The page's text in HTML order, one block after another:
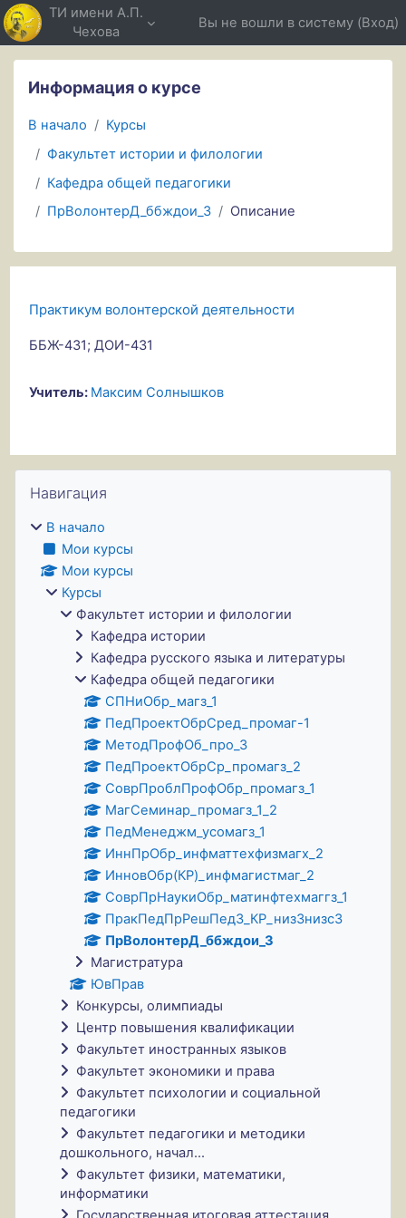
Перейти к основному содержанию
ТИ имени А.П.
Чехова
Вы не вошли в систему (Вход)
Информация о курсе
В начало
Курсы
Факультет истории и филологии
Кафедра общей педагогики
ПрВолонтерД_ббждои_3
Описание
Практикум волонтерской деятельности
ББЖ-431; ДОИ-431
Учитель: Максим Солнышков
Навигация
В начало
Мои курсы
Мои курсы
Курсы
Факультет истории и филологии
Кафедра истории
Кафедра русского языка и литературы
Кафедра общей педагогики
СПНиОбр_магз_1
ПедПроектОбрСред_промаг-1
МетодПрофОб_про_3
ПедПроектОбрСр_промагз_2
СоврПроблПрофОбр_промагз_1
МагСеминар_промагз_1_2
ПедМенеджм_усомагз_1
ИннПрОбр_инфматтехфизмагх_2
ИнновОбр(КР)_инфмагистмаг_2
СоврПрНаукиОбр_матинфтехмаггз_1
ПракПедПрРешПедЗ_КР_низ3низс3
ПрВолонтерД_ббждои_3
Магистратура
ЮвПрав
Конкурсы, олимпиады
Центр повышения квалификации
Факультет иностранных языков
Факультет экономики и права
Факультет психологии и социальной
педагогики
Факультет педагогики и методики
дошкольного, начал...
Факультет физики, математики,
информатики